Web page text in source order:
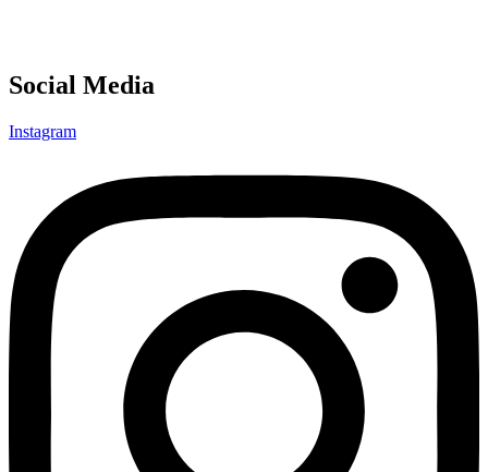
Social Media
Instagram